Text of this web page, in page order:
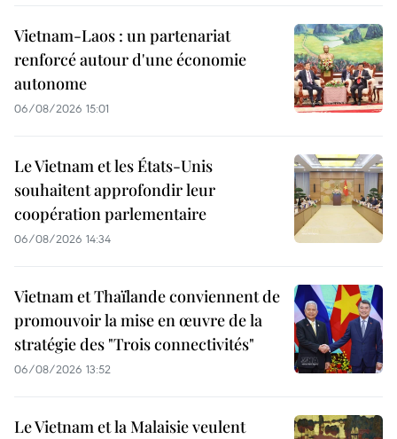
Vietnam-Laos : un partenariat
renforcé autour d'une économie
autonome
06/08/2026 15:01
Le Vietnam et les États-Unis
souhaitent approfondir leur
coopération parlementaire
06/08/2026 14:34
Vietnam et Thaïlande conviennent de
promouvoir la mise en œuvre de la
stratégie des "Trois connectivités"
06/08/2026 13:52
Le Vietnam et la Malaisie veulent